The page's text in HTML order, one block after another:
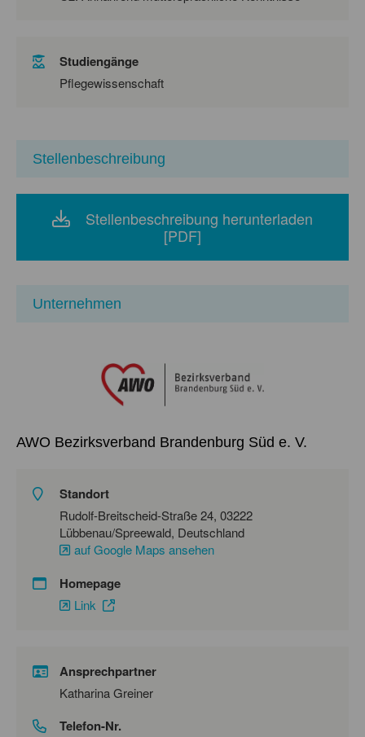
Studiengänge
Pflegewissenschaft
Stellenbeschreibung
Stellenbeschreibung herunterladen
[PDF]
Unternehmen
AWO Bezirksverband Brandenburg Süd e. V.
Standort
Rudolf-Breitscheid-Straße 24, 03222
Lübbenau/Spreewald, Deutschland
auf Google Maps ansehen
Homepage
Link
Ansprechpartner
Katharina Greiner
Telefon-Nr.